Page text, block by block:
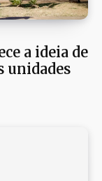
a ideia de
unidades